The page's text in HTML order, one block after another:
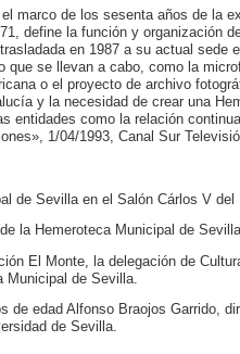
marco de los sesenta años de la
define la función y organización
en 1987 a su actual sede
se llevan a cabo, como la
o el proyecto de archivo
y la necesidad de crear una
entidades como la relación
1/04/1993, Canal Sur
de Sevilla en el Salón Cárlos V del
la Hemeroteca Municipal de
El Monte, la delegación de
de Sevilla.
de edad Alfonso Braojos Garrido,
de Sevilla.